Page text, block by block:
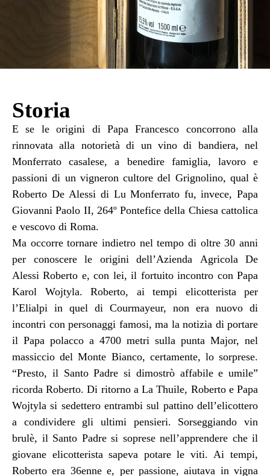
Storia
E se le origini di Papa Francesco concorrono alla
rinnovata alla notorietà di un vino di bandiera, nel
Monferrato casalese, a benedire famiglia, lavoro e
passioni di un vigneron cultore del Grignolino, qual è
Roberto De Alessi di Lu Monferrato fu, invece, Papa
Giovanni Paolo II, 264º Pontefice della Chiesa cattolica
e vescovo di Roma.
Ma occorre tornare indietro nel tempo di oltre 30 anni
per conoscere le origini dell’Azienda Agricola De
Alessi Roberto e, con lei, il fortuito incontro con Papa
Karol Wojtyla. Roberto, ai tempi elicotterista per
l’Elialpi in quel di Courmayeur, non era nuovo di
incontri con personaggi famosi, ma la notizia di portare
il Papa polacco a 4700 metri sulla punta Major, nel
massiccio del Monte Bianco, certamente, lo sorprese.
“Presto, il Santo Padre si dimostrò affabile e umile”
ricorda Roberto. Di ritorno a La Thuile, Roberto e Papa
Wojtyla si sedettero entrambi sul pattino dell’elicottero
a condividere gli ultimi pensieri. Sorseggiando vin
brulè, il Santo Padre si soprese nell’apprendere che il
giovane elicotterista sapeva potare le viti. Ai tempi,
Roberto era 36enne e, per passione, aiutava in vigna